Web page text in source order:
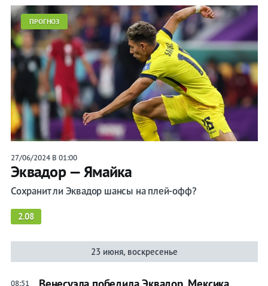
ПРОГНОЗ
27/06/2024 В 01:00
Эквадор — Ямайка
Сохранит ли Эквадор шансы на плей-офф?
2.08
23 июня, воскресенье
08:51